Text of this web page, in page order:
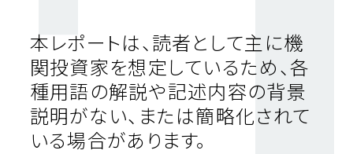
本レポートは、読者として主に機
関投資家を想定しているため、各
種用語の解説や記述内容の背景
説明がない、または簡略化されて
いる場合があります。